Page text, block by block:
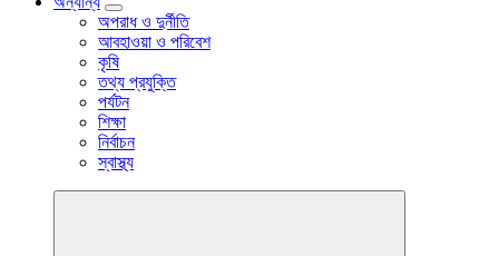
অপরাধ ও দুর্নীতি
আবহাওয়া ও পরিবেশ
কৃষি
তথ্য প্রযুক্তি
পর্যটন
শিক্ষা
নির্বাচন
স্বাস্থ্য